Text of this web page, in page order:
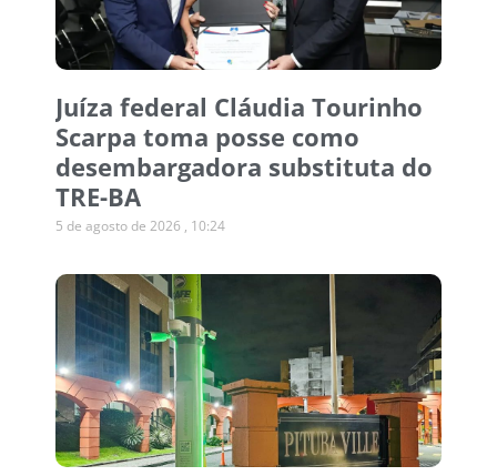
Juíza federal Cláudia Tourinho
Scarpa toma posse como
desembargadora substituta do
TRE-BA
5 de agosto de 2026 10:24